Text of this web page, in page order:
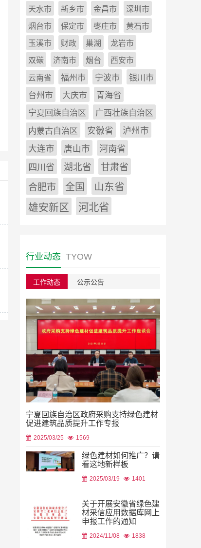
天水市 新乡市 金昌市 深圳市
烟台市 保定市 枣庄市 黄石市
玉溪市 财政 巢湖 龙岩市
双碳 济南市 烟台 西安市
云南省 福州市 宁波市
银川市
台州市
大庆市
青海省
宁夏回族自治区
广西壮族自治区
内蒙古自治区
安徽省
泸州市
大连市
唐山市
河南省
四川省
湖北省
甘肃省
合肥市
全国
山东省
雄安新区
河北省
行业动态 TYOW
工作动态 公示公告
宁夏回族自治区政府采购支持绿色建材
促进建筑品质提升工作专报
2025/03/25 1569
绿色建材如何推广？请
看这地新样板
2025/03/19 1401
关于开展安徽省绿色建
材采信应用数据库网上
申报工作的通知
2024/11/08 1838